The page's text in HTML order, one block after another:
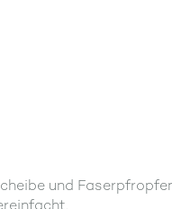
und